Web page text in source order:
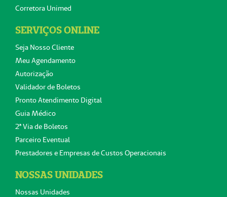
Corretora Unimed
SERVIÇOS ONLINE
Seja Nosso Cliente
Meu Agendamento
Autorização
Validador de Boletos
Pronto Atendimento Digital
Guia Médico
2ª Via de Boletos
Parceiro Eventual
Prestadores e Empresas de Custos Operacionais
NOSSAS UNIDADES
Nossas Unidades